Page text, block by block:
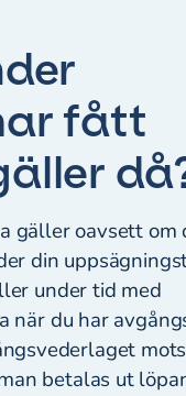
fått
gäller oavsett om
din
under tid med
när du har
betalas ut